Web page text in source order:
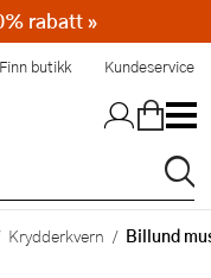
Finn butikk Kundeservice
Krydderkvern Billund
rabatt »